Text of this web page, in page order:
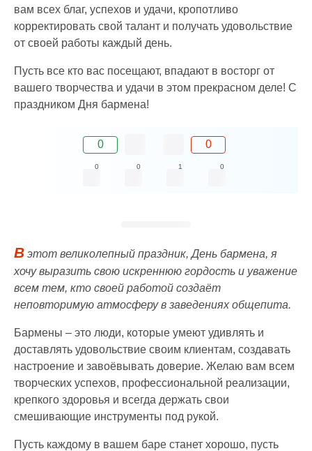
вам всех благ, успехов и удачи, кропотливо
корректировать свой талант и получать удовольствие
от своей работы каждый день.
Пусть все кто вас посещают, впадают в восторг от
вашего творчества и удачи в этом прекрасном деле! С
праздником Дня бармена!
0 0
0 0 1 0
В этот великолепный праздник, День бармена, я
хочу выразить свою искреннюю гордость и уважение
всем тем, кто своей работой создаёт
неповторимую атмосферу в заведениях общепита.
Бармены – это люди, которые умеют удивлять и
доставлять удовольствие своим клиентам, создавать
настроение и завоёвывать доверие. Желаю вам всем
творческих успехов, профессиональной реализации,
крепкого здоровья и всегда держать свои
смешивающие инструменты под рукой.
Пусть каждому в вашем баре станет хорошо, пусть